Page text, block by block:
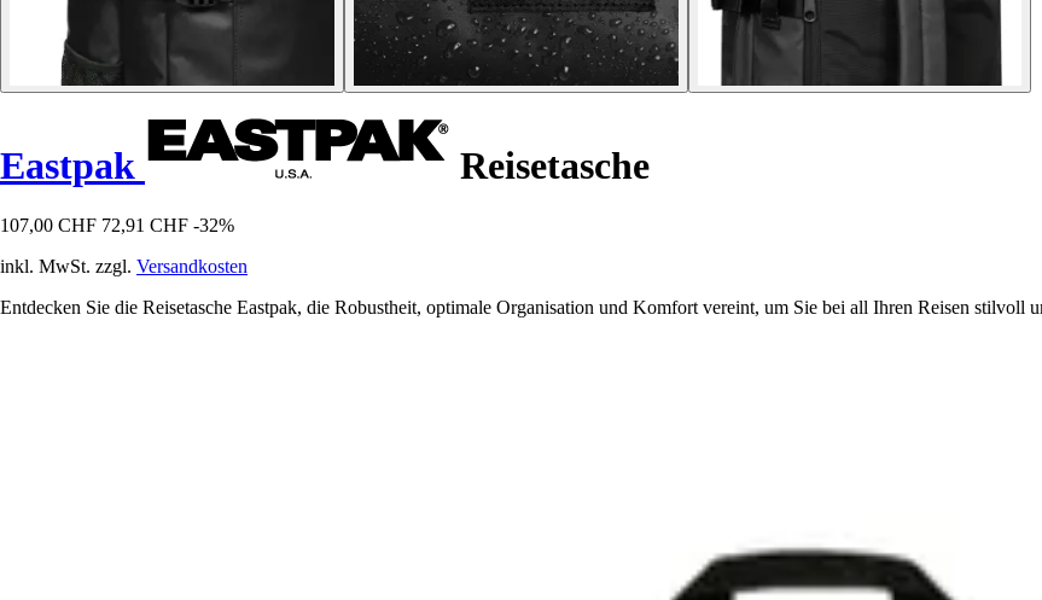
Eastpak Reisetasche
107,00 CHF 72,91 CHF -32%
inkl. MwSt. zzgl. Versandkosten
Entdecken Sie die Reisetasche Eastpak, die Robustheit, optimale Organisation und Komfort vereint, um Sie bei all Ihren Reisen stilvoll